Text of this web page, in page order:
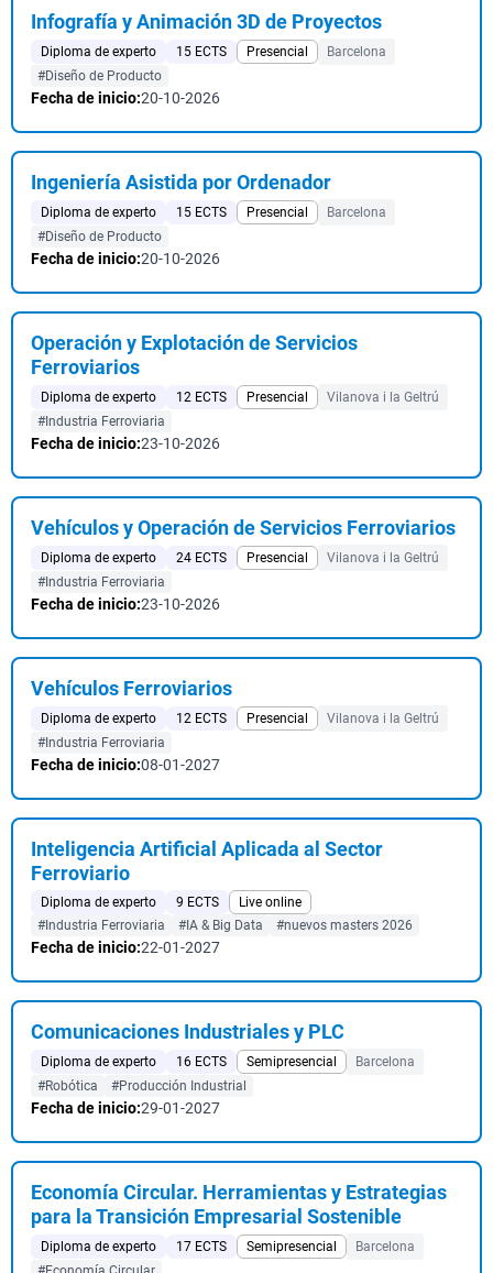
Infografía y Animación 3D de Proyectos
Diploma de experto 15 ECTS Presencial
Barcelona
#Diseño de Producto
Fecha de inicio:20-10-2026
Ingeniería Asistida por Ordenador
Diploma de experto 15 ECTS Presencial
Barcelona
#Diseño de Producto
Fecha de inicio:20-10-2026
Operación y Explotación de Servicios
Ferroviarios
Diploma de experto 12 ECTS Presencial
Vilanova i la Geltrú
#Industria Ferroviaria
Fecha de inicio:23-10-2026
Vehículos y Operación de Servicios Ferroviarios
Diploma de experto 24 ECTS Presencial
Vilanova i la Geltrú
#Industria Ferroviaria
Fecha de inicio:23-10-2026
Vehículos Ferroviarios
Diploma de experto 12 ECTS Presencial
Vilanova i la Geltrú
#Industria Ferroviaria
Fecha de inicio:08-01-2027
Inteligencia Artificial Aplicada al Sector
Ferroviario
Diploma de experto 9 ECTS
Live online
#Industria Ferroviaria
#IA & Big Data #nuevos masters 2026
Fecha de inicio:22-01-2027
Comunicaciones Industriales y PLC
Diploma de experto 16 ECTS Semipresencial
Barcelona
#Robótica
#Producción Industrial
Fecha de inicio:29-01-2027
Economía Circular. Herramientas y Estrategias
para la Transición Empresarial Sostenible
Diploma de experto 17 ECTS Semipresencial
Barcelona